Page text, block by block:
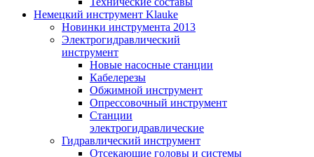
Немецкий инструмент Klauke
Новинки инструмента 2013
Электрогидравлический
инструмент
Новые насосные станции
Кабелерезы
Обжимной инструмент
Опрессовочный инструмент
Станции
электрогидравлические
Гидравлический инструмент
Отсекающие головы и системы